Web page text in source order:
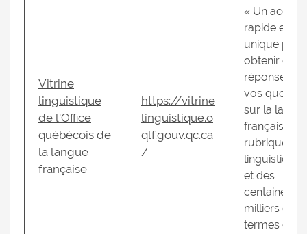
Vitrine
linguistique
de l'Office
québécois de
la langue
française
https://vitrine
linguistique.o
qlf.gouv.qc.ca
/
« Un accès
rapide et
unique pour
obtenir des
réponses à
vos
sur la
française,
rubriques
linguistiques
et des
centaines de
milliers de
termes et de